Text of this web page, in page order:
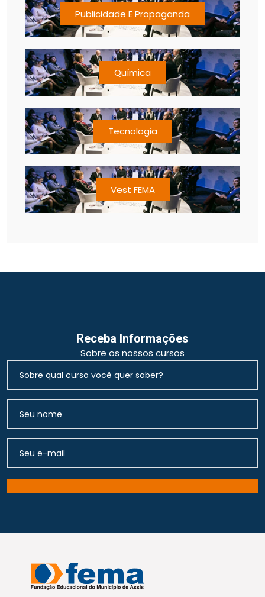
Publicidade E Propaganda
Química
Tecnologia
Vest FEMA
Receba Informações
Sobre os nossos cursos